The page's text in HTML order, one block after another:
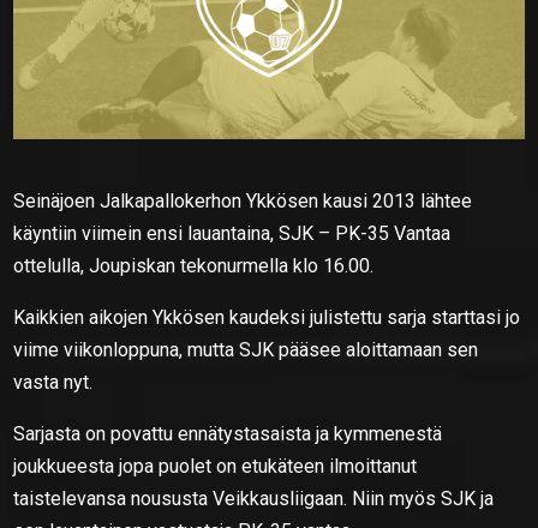
Seinäjoen Jalkapallokerhon Ykkösen kausi 2013 lähtee
käyntiin viimein ensi lauantaina, SJK – PK-35 Vantaa
ottelulla, Joupiskan tekonurmella klo 16.00.
Kaikkien aikojen Ykkösen kaudeksi julistettu sarja starttasi jo
viime viikonloppuna, mutta SJK pääsee aloittamaan sen
vasta nyt.
Sarjasta on povattu ennätystasaista ja kymmenestä
joukkueesta jopa puolet on etukäteen ilmoittanut
taistelevansa noususta Veikkausliigaan. Niin myös SJK ja